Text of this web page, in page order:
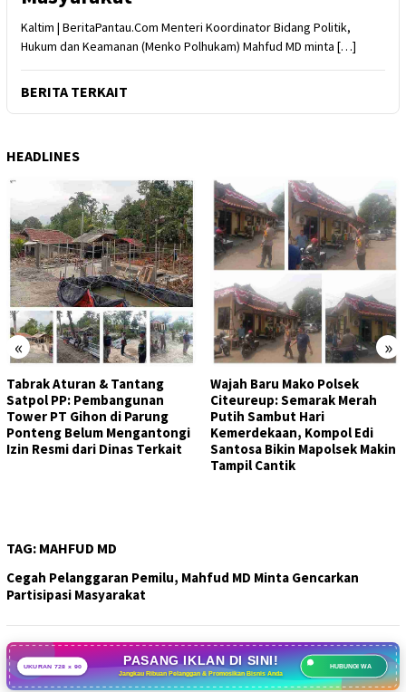
Kaltim | BeritaPantau.Com Menteri Koordinator Bidang Politik,
Hukum dan Keamanan (Menko Polhukam) Mahfud MD minta […]
BERITA TERKAIT
HEADLINES
« »
Tabrak Aturan & Tantang
Satpol PP: Pembangunan
Tower PT Gihon di Parung
Ponteng Belum Mengantongi
Izin Resmi dari Dinas Terkait
Wajah Baru Mako Polsek
Citeureup: Semarak Merah
Putih Sambut Hari
Kemerdekaan, Kompol Edi
Santosa Bikin Mapolsek Makin
Tampil Cantik
TAG: MAHFUD MD
Cegah Pelanggaran Pemilu, Mahfud MD Minta Gencarkan
Partisipasi Masyarakat
UKURAN 728 x 90 PASANG IKLAN DI SINI!
Jangkau Ribuan Pelanggan & Promosikan Bisnis Anda
HUBUNGI WA